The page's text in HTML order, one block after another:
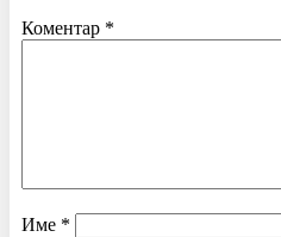
Коментар *
Име *